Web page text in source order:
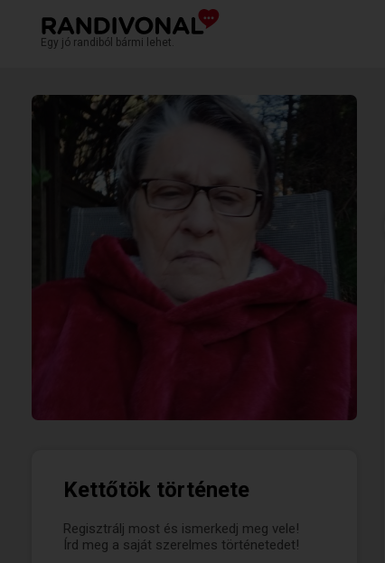
Egy jó randiból bármi lehet.
Kettőtök története
Regisztrálj most és ismerkedj meg vele!
Írd meg a saját szerelmes történetedet!